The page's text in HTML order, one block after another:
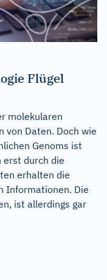
Flügel
molekularen
von Daten. Doch wie
Genoms ist
erst durch die
erhalten die
Informationen. Die
ist allerdings gar